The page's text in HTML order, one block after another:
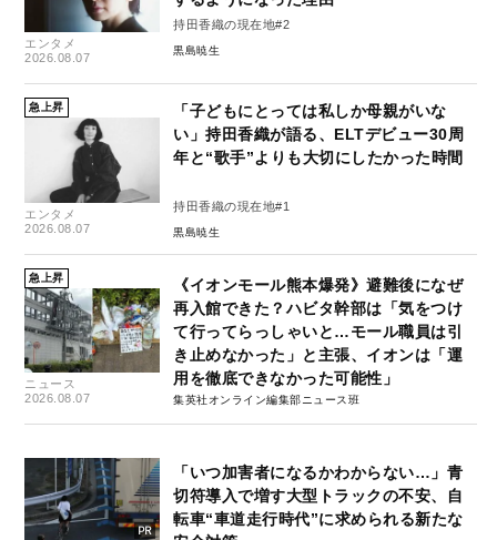
エンタメ
2026.08.07
持田香織の現在地#2
黒島暁生
急上昇
エンタメ
2026.08.07
「子どもにとっては私しか母親がいな
い」持田香織が語る、ELTデビュー30周
年と“歌手”よりも大切にしたかった時間
持田香織の現在地#1
黒島暁生
急上昇
ニュース
2026.08.07
《イオンモール熊本爆発》避難後になぜ
再入館できた？ハビタ幹部は「気をつけ
て行ってらっしゃいと…モール職員は引
き止めなかった」と主張、イオンは「運
用を徹底できなかった可能性」
集英社オンライン編集部ニュース班
「いつ加害者になるかわからない…」青
切符導入で増す大型トラックの不安、自
転車“車道走行時代”に求められる新たな